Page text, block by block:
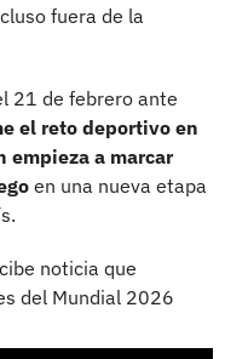
fuera de la
21 de febrero ante
el reto deportivo en
empieza a marcar
en una nueva etapa
noticia que
del Mundial 2026